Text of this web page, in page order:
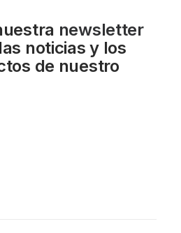
newsletter
noticias y los
de nuestro